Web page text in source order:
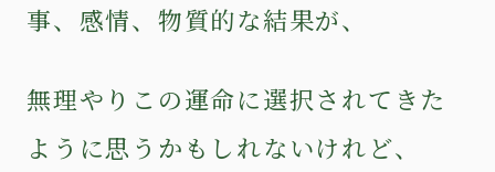
事、感情、物質的な結果が、
無理やりこの運命に選択されてきた
ように思うかもしれないけれど、